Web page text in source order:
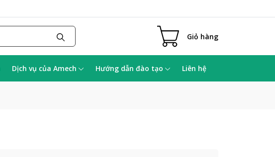
Giỏ hàng
Dịch vụ của Amech Hướng dẫn đào tạo Liên hệ